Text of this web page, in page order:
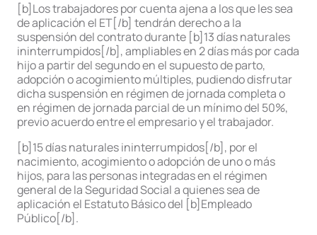
[b]Los trabajadores por cuenta ajena a los que les sea
de aplicación el ET[/b] tendrán derecho a la
suspensión del contrato durante [b]13 días naturales
ininterrumpidos[/b], ampliables en 2 días más por cada
hijo a partir del segundo en el supuesto de parto,
adopción o acogimiento múltiples, pudiendo disfrutar
dicha suspensión en régimen de jornada completa o
en régimen de jornada parcial de un mínimo del 50%,
previo acuerdo entre el empresario y el trabajador.
[b]15 días naturales ininterrumpidos[/b], por el
nacimiento, acogimiento o adopción de uno o más
hijos, para las personas integradas en el régimen
general de la Seguridad Social a quienes sea de
aplicación el Estatuto Básico del [b]Empleado
Público[/b].